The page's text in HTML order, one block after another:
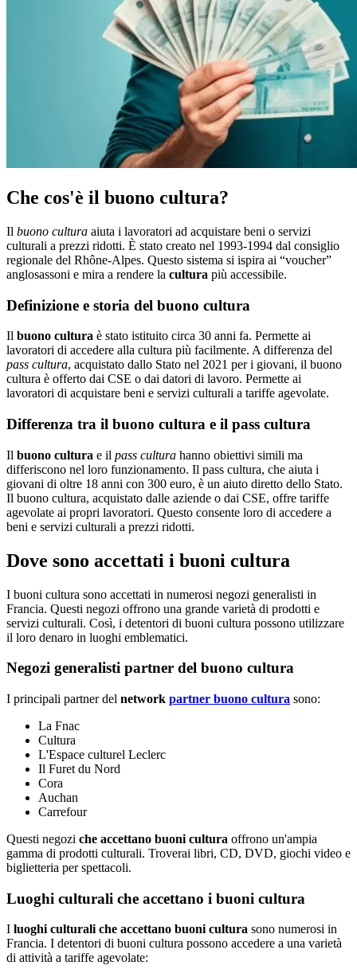
Che cos'è il buono cultura?
Il buono cultura aiuta i lavoratori ad acquistare beni o servizi
culturali a prezzi ridotti. È stato creato nel 1993-1994 dal consiglio
regionale del Rhône-Alpes. Questo sistema si ispira ai “voucher”
anglosassoni e mira a rendere la cultura più accessibile.
Definizione e storia del buono cultura
Il buono cultura è stato istituito circa 30 anni fa. Permette ai
lavoratori di accedere alla cultura più facilmente. A differenza del
pass cultura, acquistato dallo Stato nel 2021 per i giovani, il buono
cultura è offerto dai CSE o dai datori di lavoro. Permette ai
lavoratori di acquistare beni e servizi culturali a tariffe agevolate.
Differenza tra il buono cultura e il pass cultura
Il buono cultura e il pass cultura hanno obiettivi simili ma
differiscono nel loro funzionamento. Il pass cultura, che aiuta i
giovani di oltre 18 anni con 300 euro, è un aiuto diretto dello Stato.
Il buono cultura, acquistato dalle aziende o dai CSE, offre tariffe
agevolate ai propri lavoratori. Questo consente loro di accedere a
beni e servizi culturali a prezzi ridotti.
Dove sono accettati i buoni cultura
I buoni cultura sono accettati in numerosi negozi generalisti in
Francia. Questi negozi offrono una grande varietà di prodotti e
servizi culturali. Così, i detentori di buoni cultura possono utilizzare
il loro denaro in luoghi emblematici.
Negozi generalisti partner del buono cultura
I principali partner del network partner buono cultura sono:
La Fnac
Cultura
L'Espace culturel Leclerc
Il Furet du Nord
Cora
Auchan
Carrefour
Questi negozi che accettano buoni cultura offrono un'ampia
gamma di prodotti culturali. Troverai libri, CD, DVD, giochi video e
biglietteria per spettacoli.
Luoghi culturali che accettano i buoni cultura
I luoghi culturali che accettano buoni cultura sono numerosi in
Francia. I detentori di buoni cultura possono accedere a una varietà
di attività a tariffe agevolate: